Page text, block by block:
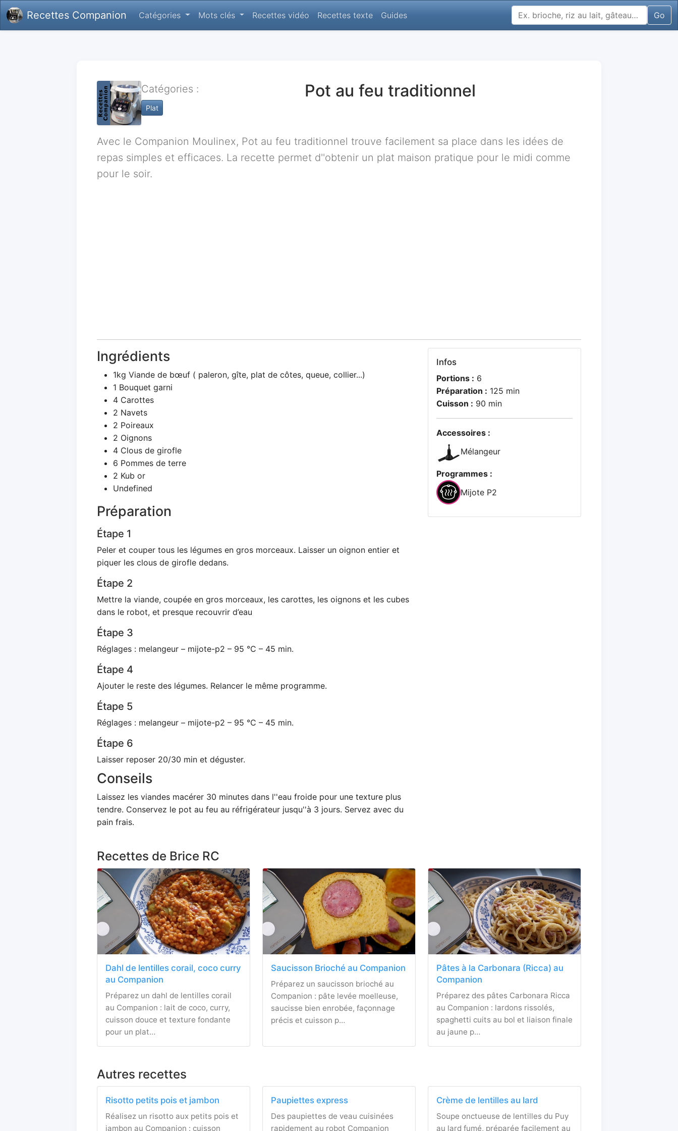
Recettes Companion Catégories Mots clés Recettes vidéo Recettes texte Guides Go
Catégories :
Plat
Pot au feu traditionnel
Avec le Companion Moulinex, Pot au feu traditionnel trouve facilement sa place dans les idées de
repas simples et efficaces. La recette permet d''obtenir un plat maison pratique pour le midi comme
pour le soir.
Ingrédients
1kg Viande de bœuf ( paleron, gîte, plat de côtes, queue, collier...)
1 Bouquet garni
4 Carottes
2 Navets
2 Poireaux
2 Oignons
4 Clous de girofle
6 Pommes de terre
2 Kub or
Undefined
Préparation
Étape 1
Peler et couper tous les légumes en gros morceaux. Laisser un oignon entier et
piquer les clous de girofle dedans.
Étape 2
Mettre la viande, coupée en gros morceaux, les carottes, les oignons et les cubes
dans le robot, et presque recouvrir d’eau
Étape 3
Réglages : melangeur – mijote-p2 – 95 °C – 45 min.
Étape 4
Ajouter le reste des légumes. Relancer le même programme.
Étape 5
Réglages : melangeur – mijote-p2 – 95 °C – 45 min.
Étape 6
Laisser reposer 20/30 min et déguster.
Conseils
Laissez les viandes macérer 30 minutes dans l''eau froide pour une texture plus
tendre. Conservez le pot au feu au réfrigérateur jusqu''à 3 jours. Servez avec du
pain frais.
Infos
Portions : 6
Préparation : 125 min
Cuisson : 90 min
Accessoires :
Mélangeur
Programmes :
Mijote P2
Recettes de Brice RC
Dahl de lentilles corail, coco curry
au Companion
Préparez un dahl de lentilles corail
au Companion : lait de coco, curry,
cuisson douce et texture fondante
pour un plat…
Saucisson Brioché au Companion
Préparez un saucisson brioché au
Companion : pâte levée moelleuse,
saucisse bien enrobée, façonnage
précis et cuisson p…
Pâtes à la Carbonara (Ricca) au
Companion
Préparez des pâtes Carbonara Ricca
au Companion : lardons rissolés,
spaghetti cuits au bol et liaison finale
au jaune p…
Autres recettes
Risotto petits pois et jambon
Réalisez un risotto aux petits pois et
jambon au Companion : cuisson
Paupiettes express
Des paupiettes de veau cuisinées
rapidement au robot Companion
Crème de lentilles au lard
Soupe onctueuse de lentilles du Puy
au lard fumé, préparée facilement au